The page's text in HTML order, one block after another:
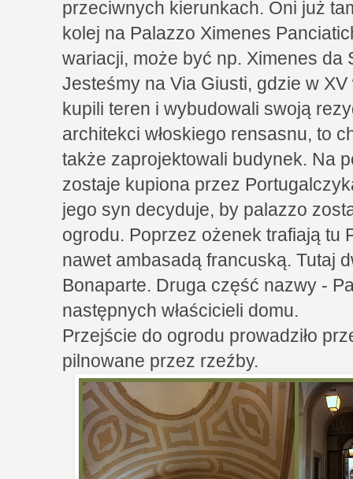
przeciwnych kierunkach. Oni już
kolej na Palazzo Ximenes
wariacji, może być np. Ximenes da
Jesteśmy na Via Giusti, gdzie w
kupili teren i wybudowali swoją
architekci włoskiego rensasnu, to
także zaprojektowali budynek. Na
zostaje kupiona przez
jego syn decyduje, by palazzo
ogrodu. Poprzez ożenek trafiają tu
nawet ambasadą francuską. Tutaj
Bonaparte. Druga część nazwy -
następnych właścicieli domu.
Przejście do ogrodu prowadziło
pilnowane przez rzeźby.